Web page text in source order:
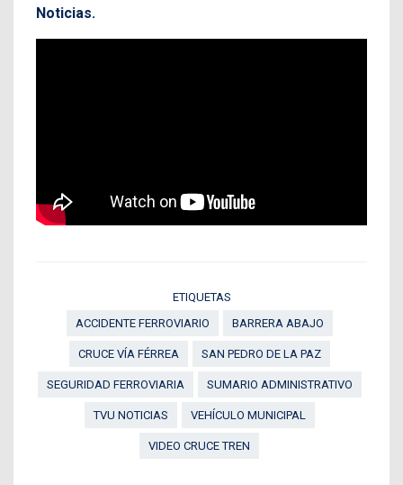
Noticias.
ETIQUETAS
ACCIDENTE FERROVIARIO
BARRERA ABAJO
CRUCE VÍA FÉRREA SAN PEDRO DE LA PAZ
SEGURIDAD FERROVIARIA SUMARIO ADMINISTRATIVO
TVU NOTICIAS VEHÍCULO MUNICIPAL
VIDEO CRUCE TREN